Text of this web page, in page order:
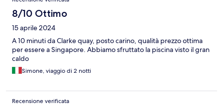
8/10 Ottimo
15 aprile 2024
A 10 minuti da Clarke quay, posto carino, qualità prezzo ottima
per essere a Singapore. Abbiamo sfruttato la piscina visto il gran
caldo
Simone, viaggio di 2 notti
Recensione verificata